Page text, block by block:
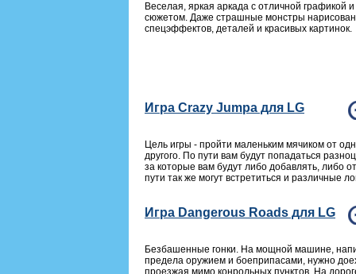
Веселая, яркая аркада с отличной графикой
сюжетом. Даже страшные монстры
спецэффектов, деталей и красивых картинок.
Игра Crazy Jumpa для LG
Цель игры - пройти маленьким мячиком от
другого. По пути вам будут попадаться
за которые вам будут либо добавлять, либо
пути так же могут встретиться и различные
Игра Dangerous Roads для LG
Безбашенные гонки. На мощной машине,
предела оружием и боеприпасами, нужно
проезжая мимо конрольных пунктов. На